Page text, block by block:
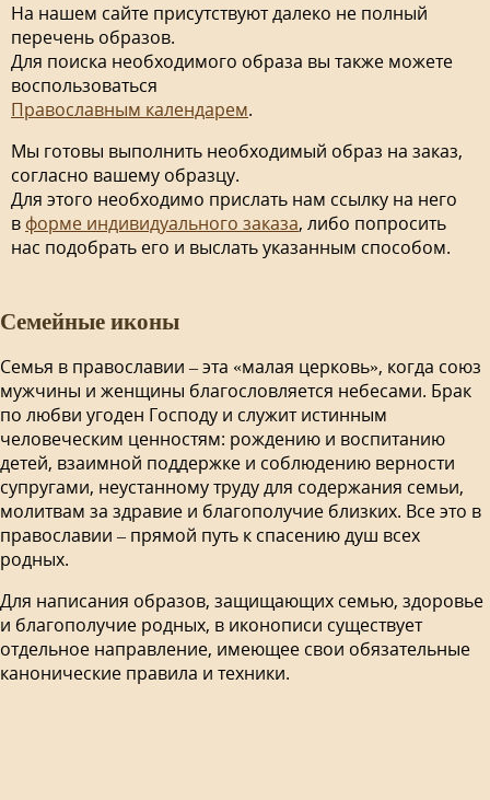
На нашем сайте присутствуют далеко не полный
перечень образов.
Для поиска необходимого образа вы также можете
воспользоваться
Православным календарем.
Мы готовы выполнить необходимый образ на заказ,
согласно вашему образцу.
Для этого необходимо прислать нам ссылку на него
в форме индивидуального заказа, либо попросить
нас подобрать его и выслать указанным способом.
Семейные иконы
Семья в православии – эта «малая церковь», когда союз
мужчины и женщины благословляется небесами. Брак
по любви угоден Господу и служит истинным
человеческим ценностям: рождению и воспитанию
детей, взаимной поддержке и соблюдению верности
супругами, неустанному труду для содержания семьи,
молитвам за здравие и благополучие близких. Все это в
православии – прямой путь к спасению душ всех
родных.
Для написания образов, защищающих семью, здоровье
и благополучие родных, в иконописи существует
отдельное направление, имеющее свои обязательные
канонические правила и техники.